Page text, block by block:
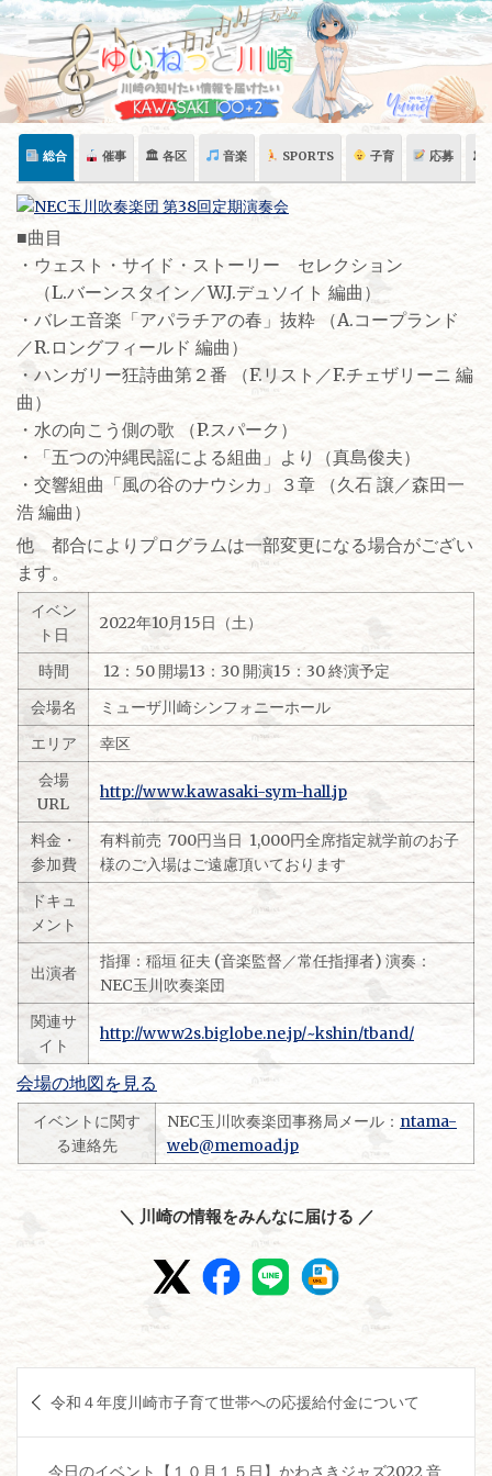
Skip
content
総合 催事 🏛 各区 音楽 SPORTS 子育 応募 🏛
■曲目
・ウェスト・サイド・ストーリー セレクション
（L.バーンスタイン／W.J.デュソイト 編曲）
・バレエ音楽「アパラチアの春」抜粋 （A.コープランド
／R.ロングフィールド 編曲）
・ハンガリー狂詩曲第２番 （F.リスト／F.チェザリーニ 編
曲）
・水の向こう側の歌 （P.スパーク）
・「五つの沖縄民謡による組曲」より（真島俊夫）
・交響組曲「風の谷のナウシカ」３章 （久石 譲／森田一
浩 編曲）
他 都合によりプログラムは一部変更になる場合がござい
ます。
イベン
ト日
2022年10月15日（土）
時間
12：50 開場13：30 開演15：30 終演予定
会場名
ミューザ川崎シンフォニーホール
エリア
幸区
会場
URL
http://www.kawasaki-sym-hall.jp
料金・
参加費
有料前売 700円当日 1,000円全席指定就学前のお子
様のご入場はご遠慮頂いております
ドキュ
メント
出演者
指揮：稲垣 征夫 (音楽監督／常任指揮者) 演奏：
NEC玉川吹奏楽団
関連サ
イト
http://www2s.biglobe.ne.jp/~kshin/tband/
会場の地図を見る
イベントに関す
る連絡先
NEC玉川吹奏楽団事務局メール： ntama-
web@memoad.jp
＼ 川崎の情報をみんなに届ける ／
稿 令和４年度川崎市子育て世帯への応援給付金について
今日のイベント【１０月１５日】かわさきジャズ2022 音